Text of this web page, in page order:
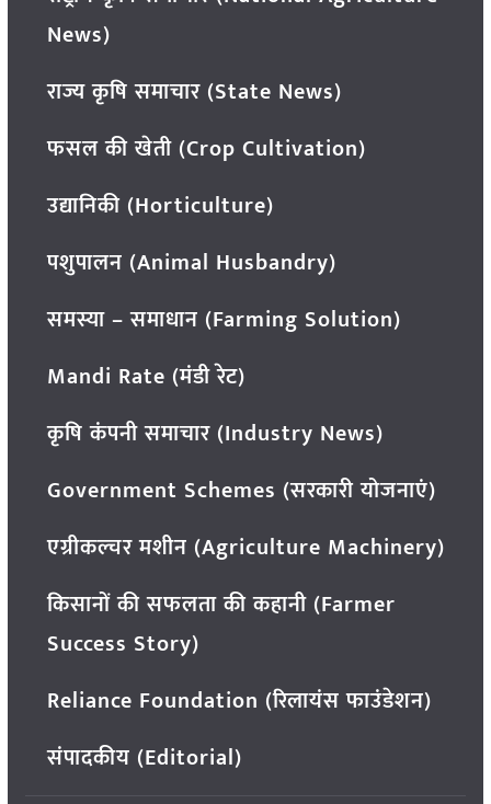
News)
राज्य कृषि समाचार (State News)
फसल की खेती (Crop Cultivation)
उद्यानिकी (Horticulture)
पशुपालन (Animal Husbandry)
समस्या – समाधान (Farming Solution)
Mandi Rate (मंडी रेट)
कृषि कंपनी समाचार (Industry News)
Government Schemes (सरकारी योजनाएं)
एग्रीकल्चर मशीन (Agriculture Machinery)
किसानों की सफलता की कहानी (Farmer
Success Story)
Reliance Foundation (रिलायंस फाउंडेशन)
संपादकीय (Editorial)